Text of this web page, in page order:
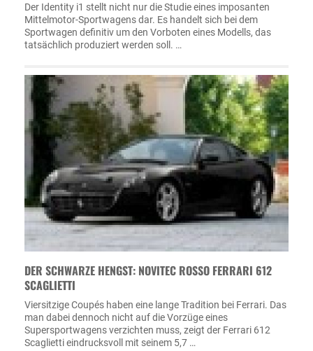
Der Identity i1 stellt nicht nur die Studie eines imposanten
Mittelmotor-Sportwagens dar. Es handelt sich bei dem
Sportwagen definitiv um den Vorboten eines Modells, das
tatsächlich produziert werden soll. …
DER SCHWARZE HENGST: NOVITEC ROSSO FERRARI 612
SCAGLIETTI
Viersitzige Coupés haben eine lange Tradition bei Ferrari. Das
man dabei dennoch nicht auf die Vorzüge eines
Supersportwagens verzichten muss, zeigt der Ferrari 612
Scaglietti eindrucksvoll mit seinem 5,7 …